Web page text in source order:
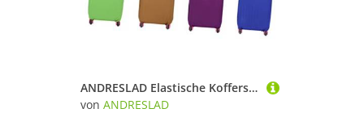
ANDRESLAD Elastische Kofferschutzhülle Trolleyabdeckung Gepäckschutz Für Koffer Schutz Vor Schmutz Und Kratzern Leicht Zugänglich Für Griffe
von ANDRESLAD